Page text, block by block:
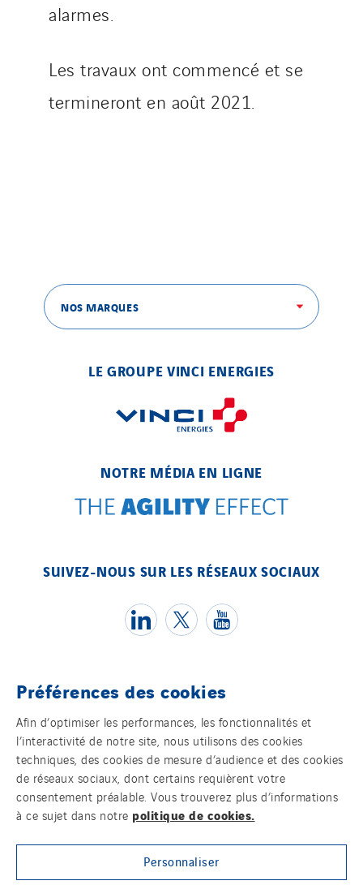
alarmes.
Les travaux ont commencé et se
termineront en août 2021.
NOS MARQUES
LE GROUPE VINCI ENERGIES
NOTRE MÉDIA EN LIGNE
SUIVEZ-NOUS SUR LES RÉSEAUX SOCIAUX
Témoins
Mentions légales
Politique de confidentialité des données
Contact
Plan d’accessibilité 2026-2029 | Instech
Télécommunication – Axians Canada
Préférences des cookies
Afin d’optimiser les performances, les fonctionnalités et
l’interactivité de notre site, nous utilisons des cookies
techniques, des cookies de mesure d’audience et des cookies
de réseaux sociaux, dont certains requièrent votre
consentement préalable. Vous trouverez plus d’informations
à ce sujet dans notre politique de cookies.
Personnaliser